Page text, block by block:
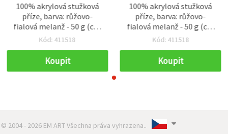
100% akrylová stužková
příze, barva: růžovo-
fialová melanž - 50 g (cca
2,9 m)
Kód: 411518
Koupit
100% akrylová stužková
příze, barva: růžovo-
fialová melanž - 50 g (cca
2,9 m)
Kód: 411518
Koupit
© 2004 - 2026 EM ART Všechna práva vyhrazena..